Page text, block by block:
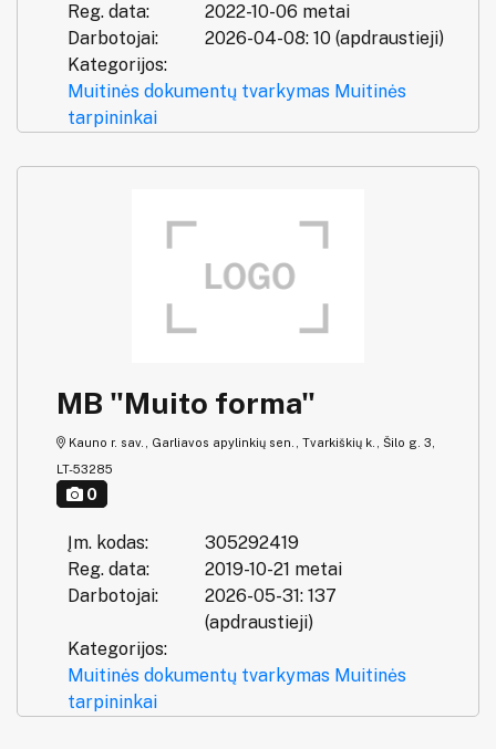
Reg. data:
2022-10-06 metai
Darbotojai:
2026-04-08: 10 (apdraustieji)
Kategorijos:
Muitinės dokumentų tvarkymas Muitinės
tarpininkai
MB "Muito forma"
Kauno r. sav., Garliavos apylinkių sen., Tvarkiškių k., Šilo g. 3,
LT-53285
0
Įm. kodas:
305292419
Reg. data:
2019-10-21 metai
Darbotojai:
2026-05-31: 137
(apdraustieji)
Kategorijos:
Muitinės dokumentų tvarkymas Muitinės
tarpininkai